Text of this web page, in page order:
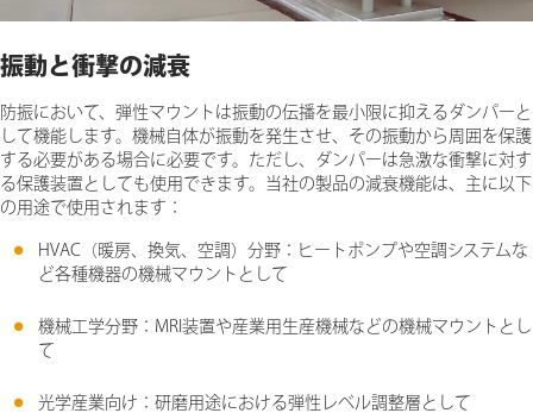
振動と衝撃の減衰
防振において、弾性マウントは振動の伝播を最小限に抑えるダンパーと
して機能します。機械自体が振動を発生させ、その振動から周囲を保護
する必要がある場合に必要です。ただし、ダンパーは急激な衝撃に対す
る保護装置としても使用できます。当社の製品の減衰機能は、主に以下
の用途で使用されます：
HVAC（暖房、換気、空調）分野：ヒートポンプや空調システムな
ど各種機器の機械マウントとして
機械工学分野：MRI装置や産業用生産機械などの機械マウントとし
て
光学産業向け：研磨用途における弾性レベル調整層として